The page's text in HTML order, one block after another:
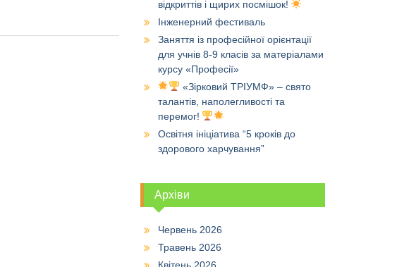
відкриттів і щирих посмішок!
Інженерний фестиваль
Заняття із професійної орієнтації
для учнів 8-9 класів за матеріалами
курсу «Професії»
«Зірковий ТРІУМФ» – свято
талантів, наполегливості та
перемог!
Освітня ініціатива “5 кроків до
здорового харчування”
Архіви
Червень 2026
Травень 2026
Квітень 2026